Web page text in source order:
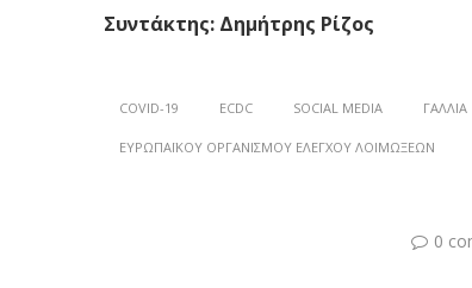
Συντάκτης: Δημήτρης Ρίζος
COVID-19 ECDC SOCIAL MEDIA ΓΑΛΛΊΑ
ΕΥΡΩΠΑΪΚΟΎ ΟΡΓΑΝΙΣΜΟΎ ΕΛΈΓΧΟΥ ΛΟΙΜΏΞΕΩΝ
0